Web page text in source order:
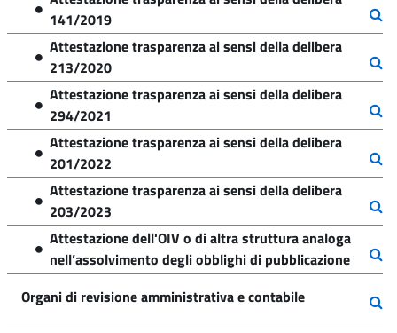
141/2019
Attestazione trasparenza ai sensi della delibera
213/2020
Attestazione trasparenza ai sensi della delibera
294/2021
Attestazione trasparenza ai sensi della delibera
201/2022
Attestazione trasparenza ai sensi della delibera
203/2023
Attestazione dell'OIV o di altra struttura analoga
nell’assolvimento degli obblighi di pubblicazione
Organi di revisione amministrativa e contabile